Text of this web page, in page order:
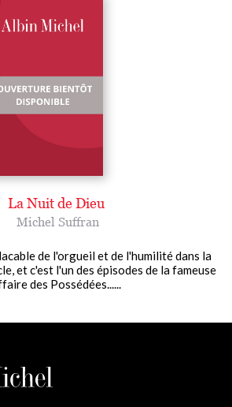
La Nuit de Dieu
Michel Suffran
de l'orgueil et de l'humilité dans la
et c'est l'un des épisodes de la fameuse
des Possédées......